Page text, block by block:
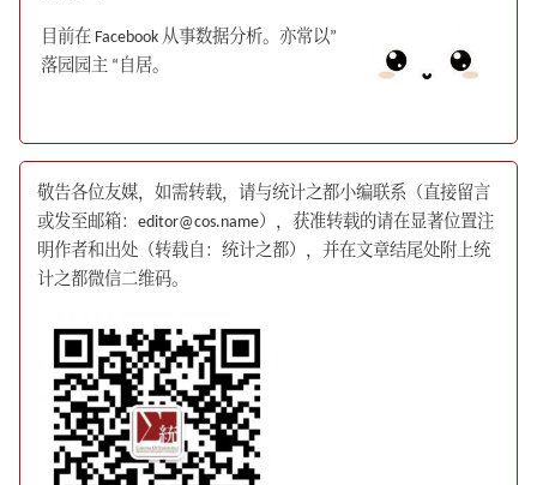
目前在 Facebook 从事数据分析。亦常以”
落园园主 “自居。
敬告各位友媒，如需转载，请与统计之都小编联系（直接留言
或发至邮箱：editor@cos.name），获准转载的请在显著位置注
明作者和出处（转载自：统计之都），并在文章结尾处附上统
计之都微信二维码。